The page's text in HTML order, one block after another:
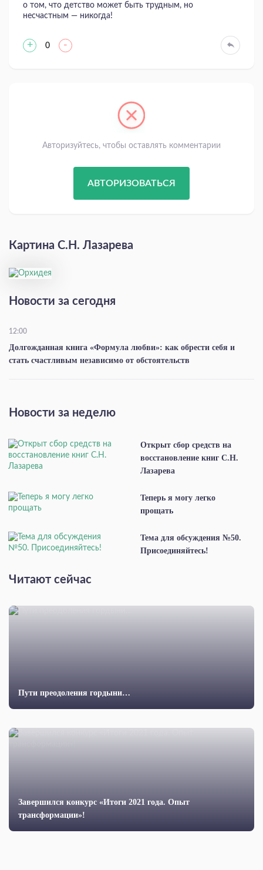
о том, что детство может быть трудным, но
несчастным — никогда!
+ 0 -
Авторизуйтесь, чтобы оставлять комментарии
АВТОРИЗОВАТЬСЯ
Картина С.Н. Лазарева
Новости за сегодня
12:00
Долгожданная книга «Формула любви»: как обрести себя и
стать счастливым независимо от обстоятельств
Новости за неделю
Открыт сбор средств на
восстановление книг С.Н.
Лазарева
Теперь я могу легко
прощать
Тема для обсуждения №50.
Присоединяйтесь!
Читают сейчас
Пути преодоления гордыни…
Завершился конкурс «Итоги 2021 года. Опыт
трансформации»!